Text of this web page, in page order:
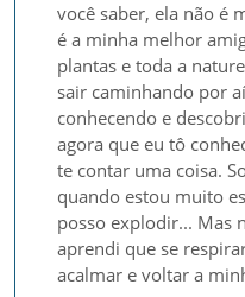
você saber, ela não é
é a minha melhor
plantas e toda a
sair caminhando por
conhecendo e
agora que eu tô
te contar uma coisa.
quando estou muito
posso explodir... Mas
aprendi que se
acalmar e voltar a